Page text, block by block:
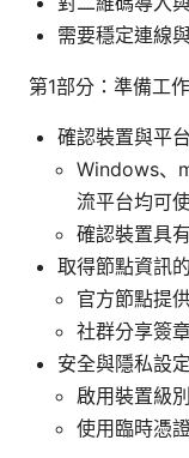
需要穩定連線
第1部分：準備工
確認裝置與平台
Windows、
流平台均可
確認裝置具
取得節點資訊
官方節點提
社群分享簽
安全與隱私設定
啟用裝置級
使用臨時憑